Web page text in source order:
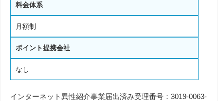
料金体系
月額制
ポイント提携会社
なし
インターネット異性紹介事業届出済み受理番号：3019-0063-